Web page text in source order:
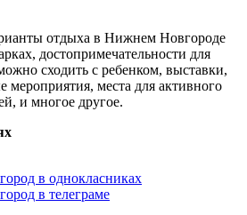
отдыха в Нижнем Новгороде
достопримечательности для
сходить с ребенком, выставки,
мероприятия, места для активного
и многое другое.
в однокласниках
в телеграме